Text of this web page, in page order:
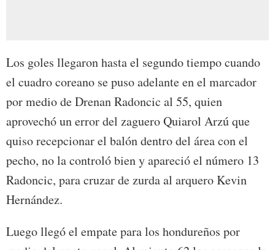
Los goles llegaron hasta el segundo tiempo cuando
el cuadro coreano se puso adelante en el marcador
por medio de Drenan Radoncic al 55, quien
aprovechó un error del zaguero Quiarol Arzú que
quiso recepcionar el balón dentro del área con el
pecho, no la controló bien y apareció el número 13
Radoncic, para cruzar de zurda al arquero Kevin
Hernández.
Luego llegó el empate para los hondureños por